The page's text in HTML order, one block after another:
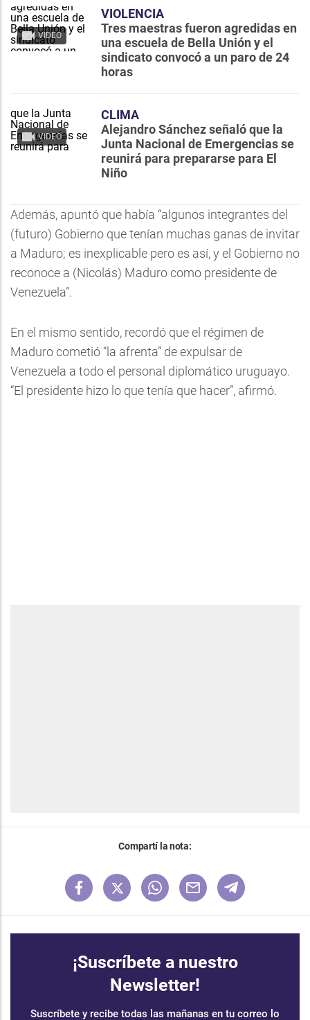
VIDEO
VIOLENCIA
Tres maestras fueron agredidas en
una escuela de Bella Unión y el
sindicato convocó a un paro de 24
horas
VIDEO
CLIMA
Alejandro Sánchez señaló que la
Junta Nacional de Emergencias se
reunirá para prepararse para El
Niño
Además, apuntó que había “algunos integrantes del
(futuro) Gobierno que tenían muchas ganas de invitar
a Maduro; es inexplicable pero es así, y el Gobierno no
reconoce a (Nicolás) Maduro como presidente de
Venezuela”.
En el mismo sentido, recordó que el régimen de
Maduro cometió “la afrenta” de expulsar de
Venezuela a todo el personal diplomático uruguayo.
“El presidente hizo lo que tenía que hacer”, afirmó.
Compartí la nota:
¡Suscríbete a nuestro
Newsletter!
Suscríbete y recibe todas las mañanas en tu correo lo